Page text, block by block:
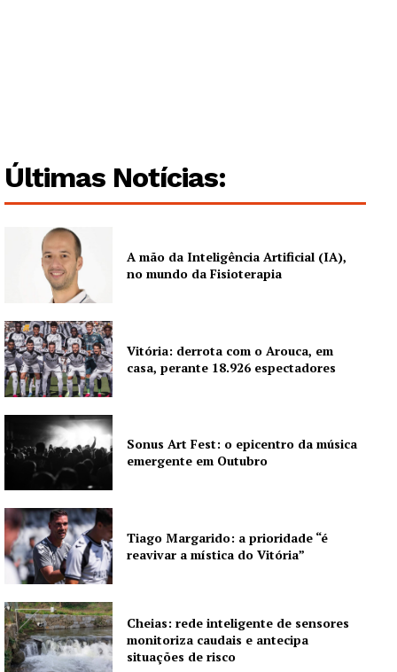
Institucional
Artigos
Edição Digital
Europa
Grande Entrevista
Publicidade
Quero ser Assinante
Últimas Notícias:
A mão da Inteligência Artificial (IA),
no mundo da Fisioterapia
Vitória: derrota com o Arouca, em
casa, perante 18.926 espectadores
Sonus Art Fest: o epicentro da música
emergente em Outubro
Tiago Margarido: a prioridade “é
reavivar a mística do Vitória”
Cheias: rede inteligente de sensores
monitoriza caudais e antecipa
situações de risco